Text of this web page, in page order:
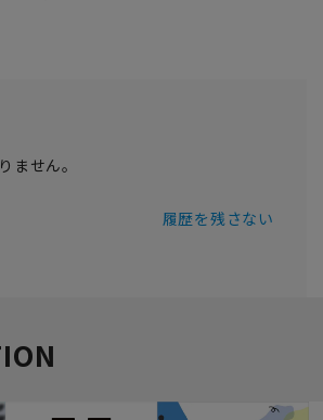
ません。
履歴を残さない